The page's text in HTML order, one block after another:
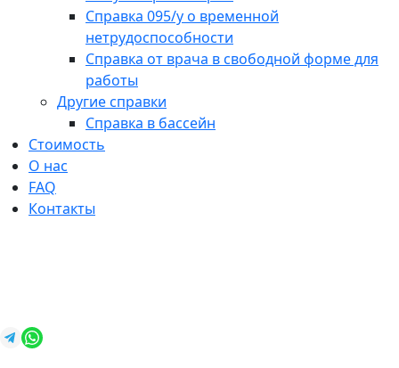
Справка 095/у о временной
нетрудоспособности
Справка от врача в свободной форме для
работы
Другие справки
Справка в бассейн
Стоимость
О нас
FAQ
Контакты